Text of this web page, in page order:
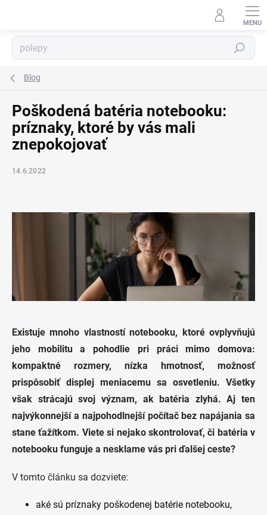
Hľadať
Blog
Poškodená batéria notebooku:
príznaky, ktoré by vás mali
znepokojovať
14.6.2022
Existuje mnoho vlastností notebooku, ktoré ovplyvňujú
jeho mobilitu a pohodlie pri práci mimo domova:
kompaktné rozmery, nízka hmotnosť, možnosť
prispôsobiť displej meniacemu sa osvetleniu. Všetky
však strácajú svoj význam, ak batéria zlyhá. Aj ten
najvýkonnejší a najpohodlnejší počítač bez napájania sa
stane ťažítkom. Viete si nejako skontrolovať, či batéria v
notebooku funguje a nesklame vás pri ďalšej ceste?
V tomto článku sa dozviete:
aké sú príznaky poškodenej batérie notebooku,
⬇